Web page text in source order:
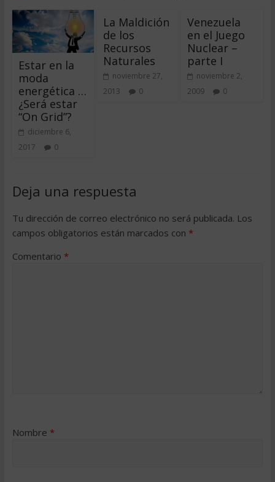
Estar en la
moda
energética …
¿Será estar
“On Grid”?
diciembre 6,
2017
0
La Maldición
de los
Recursos
Naturales
noviembre 27,
2013
0
Venezuela
en el Juego
Nuclear –
parte I
noviembre 2,
2009
0
Deja una respuesta
Tu dirección de correo electrónico no será publicada. Los
campos obligatorios están marcados con *
Comentario *
Nombre *